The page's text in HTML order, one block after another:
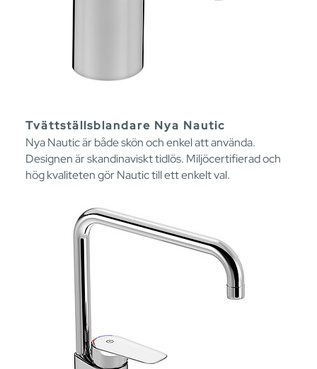
Tvättställsblandare Nya Nautic
Nya Nautic är både skön och enkel att använda.
Designen är skandinaviskt tidlös. Miljöcertifierad och
hög kvaliteten gör Nautic till ett enkelt val.